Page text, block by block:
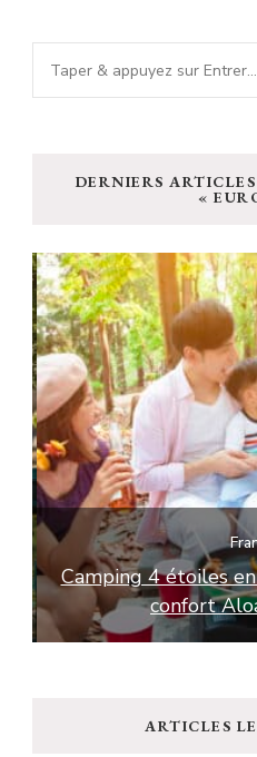
Vous
recherchiez
DERNIERS
«
Camping 4 étoiles
confort
ARTICLES